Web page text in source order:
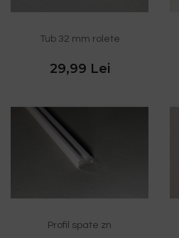
Tub 32 mm rolete
29,99 Lei
Profil spate zn